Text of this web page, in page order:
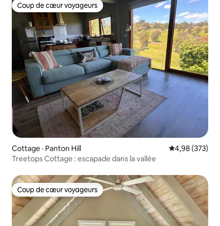
Coup de cœur voyageurs
Coup de cœur voyageurs
Cottage · Panton Hill Note
4,98 (373)
Treetops Cottage : escapade dans la vallée
Coup de cœur voyageurs
Coup de cœur voyageurs